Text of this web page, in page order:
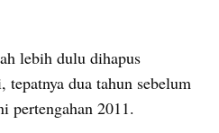
lebih dulu dihapus
dua tahun sebelum
pertengahan 2011.